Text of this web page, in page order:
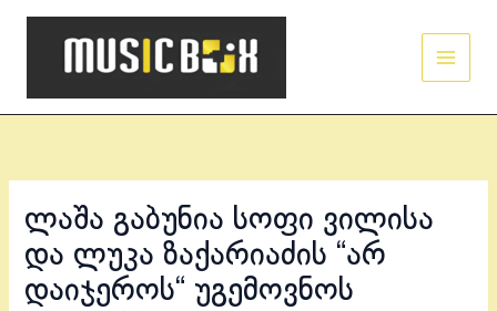
Skip
ლაშა გაბუნია სოფი ვილისა
და ლუკა ზაქარიაძის “არ
დაიჯეროს“ უგემოვნოს